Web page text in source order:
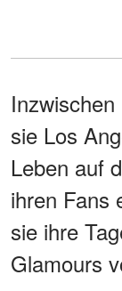
sie Los
Leben auf
ihren Fans
sie ihre
Glamours